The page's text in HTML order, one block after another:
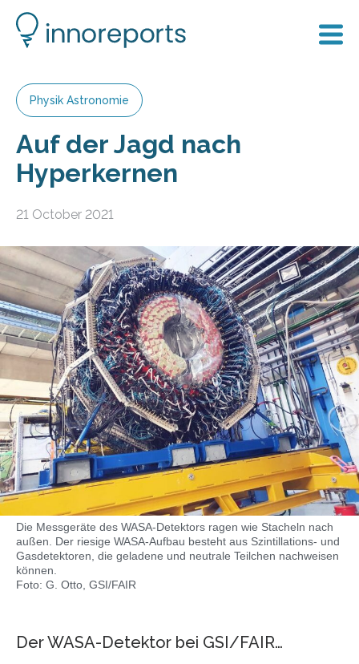
Physik Astronomie
Auf der Jagd nach
Hyperkernen
21 October 2021
Die Messgeräte des WASA-Detektors ragen wie Stacheln nach
außen. Der riesige WASA-Aufbau besteht aus Szintillations- und
Gasdetektoren, die geladene und neutrale Teilchen nachweisen
können.
Foto: G. Otto, GSI/FAIR
Der WASA-Detektor bei GSI/FAIR…